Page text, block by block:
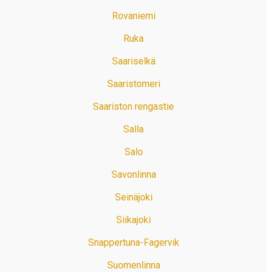
Rovaniemi
Ruka
Saariselkä
Saaristomeri
Saariston rengastie
Salla
Salo
Savonlinna
Seinäjoki
Siikajoki
Snappertuna-Fagervik
Suomenlinna